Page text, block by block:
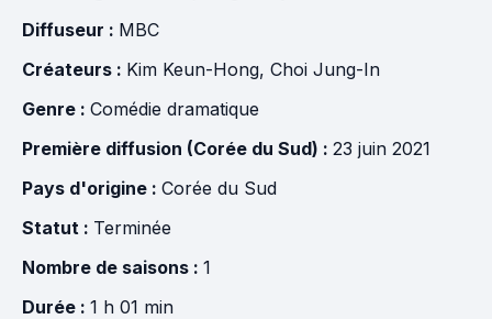
Diffuseur : MBC
Créateurs : Kim Keun-Hong, Choi Jung-In
Genre : Comédie dramatique
Première diffusion (Corée du Sud) : 23 juin 2021
Pays d'origine : Corée du Sud
Statut : Terminée
Nombre de saisons : 1
Durée : 1 h 01 min